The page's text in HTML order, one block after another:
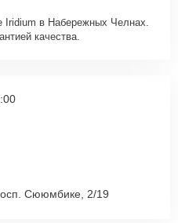
Наши специалисты оперативно
вопросам, запишут на
курьерской доставки или
время и место.
Iridium в Набережных Челнах.
качества.
Сююмбике, 2/19